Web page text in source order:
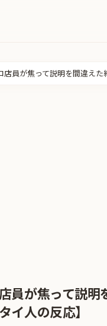
店員が焦って説明を間違え
員が焦って説
イ人の反応】